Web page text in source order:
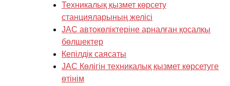
Техникалық қызмет көрсету
станцияларының желісі
JAC автокөліктеріне арналған қосалқы
бөлшектер
Кепілдік саясаты
JAC Көлігін техникалық қызмет көрсетуге
өтінім